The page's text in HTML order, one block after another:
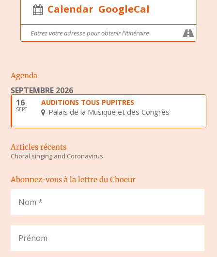
Calendar GoogleCal
Agenda
SEPTEMBRE 2026
16
SEPT
AUDITIONS TOUS PUPITRES
Palais de la Musique et des Congrès
Articles récents
Choral singing and Coronavirus
Abonnez-vous à la lettre du Choeur